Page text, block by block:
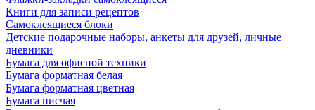
Книги для записи рецептов
Самоклеящиеся блоки
Детские подарочные наборы, анкеты для друзей, личные
дневники
Бумага для офисной техники
Бумага форматная белая
Бумага форматная цветная
Бумага писчая